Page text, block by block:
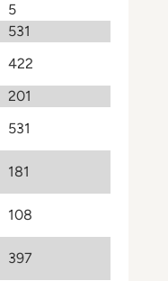
5
531
422
201
531
181
108
397